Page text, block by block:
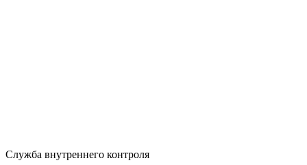
Служба внутреннего контроля